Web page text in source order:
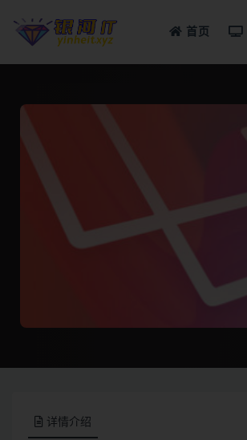
首页
详情介绍